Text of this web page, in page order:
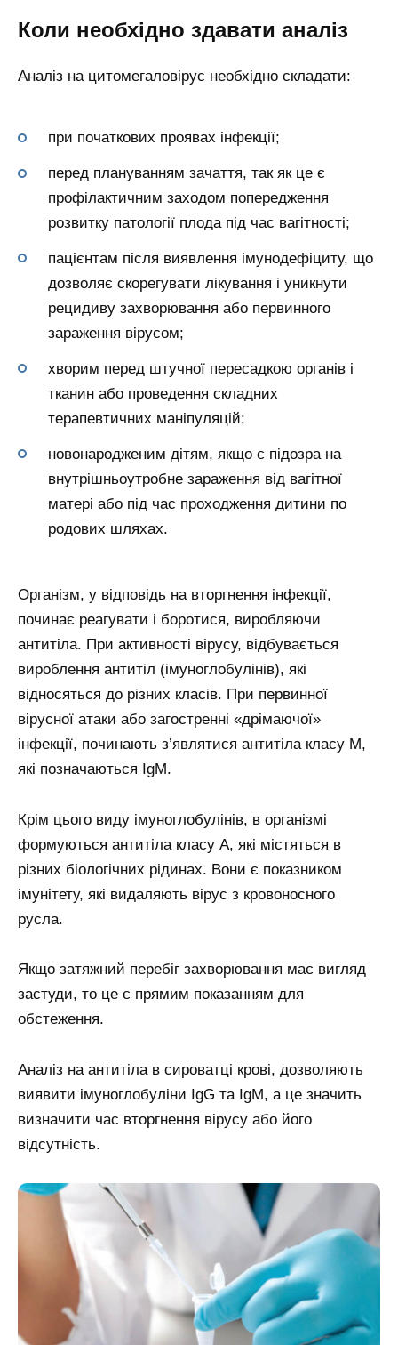
Коли необхідно здавати аналіз
Аналіз на цитомегаловірус необхідно складати:
при початкових проявах інфекції;
перед плануванням зачаття, так як це є
профілактичним заходом попередження
розвитку патології плода під час вагітності;
пацієнтам після виявлення імунодефіциту, що
дозволяє скорегувати лікування і уникнути
рецидиву захворювання або первинного
зараження вірусом;
хворим перед штучної пересадкою органів і
тканин або проведення складних
терапевтичних маніпуляцій;
новонародженим дітям, якщо є підозра на
внутрішньоутробне зараження від вагітної
матері або під час проходження дитини по
родових шляхах.
Організм, у відповідь на вторгнення інфекції,
починає реагувати і боротися, виробляючи
антитіла. При активності вірусу, відбувається
вироблення антитіл (імуноглобулінів), які
відносяться до різних класів. При первинної
вірусної атаки або загостренні «дрімаючої»
інфекції, починають з’являтися антитіла класу М,
які позначаються IgM.
Крім цього виду імуноглобулінів, в організмі
формуються антитіла класу A, які містяться в
різних біологічних рідинах. Вони є показником
імунітету, які видаляють вірус з кровоносного
русла.
Якщо затяжний перебіг захворювання має вигляд
застуди, то це є прямим показанням для
обстеження.
Аналіз на антитіла в сироватці крові, дозволяють
виявити імуноглобуліни IgG та IgM, а це значить
визначити час вторгнення вірусу або його
відсутність.